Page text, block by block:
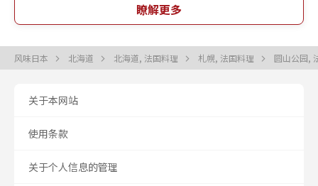
瞭解更多
风味日本 北海道 北海道, 法国料理 札幌, 法国料理 圆山公园,
关于本网站
使用条款
关于个人信息的管理